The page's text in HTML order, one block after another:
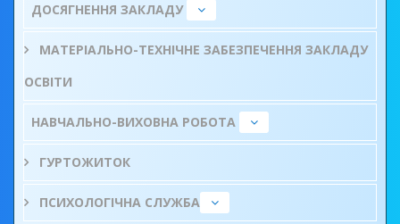
ДОСЯГНЕННЯ ЗАКЛАДУ
МАТЕРІАЛЬНО-ТЕХНІЧНЕ ЗАБЕЗПЕЧЕННЯ ЗАКЛАДУ
ОСВІТИ
НАВЧАЛЬНО-ВИХОВНА РОБОТА
ГУРТОЖИТОК
ПСИХОЛОГІЧНА СЛУЖБА